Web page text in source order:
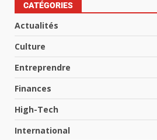
CATÉGORIES
Actualités
Culture
Entreprendre
Finances
High-Tech
International